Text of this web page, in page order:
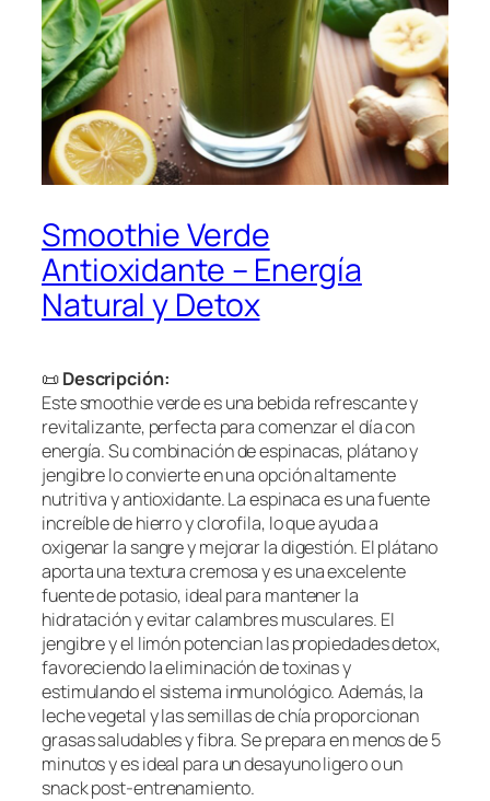
Smoothie Verde
Antioxidante – Energía
Natural y Detox
📜Descripción:
Este smoothie verde es una bebida refrescante y
revitalizante, perfecta para comenzar el día con
energía. Su combinación de espinacas, plátano y
jengibre lo convierte en una opción altamente
nutritiva y antioxidante. La espinaca es una fuente
increíble de hierro y clorofila, lo que ayuda a
oxigenar la sangre y mejorar la digestión. El plátano
aporta una textura cremosa y es una excelente
fuente de potasio, ideal para mantener la
hidratación y evitar calambres musculares. El
jengibre y el limón potencian las propiedades detox,
favoreciendo la eliminación de toxinas y
estimulando el sistema inmunológico. Además, la
leche vegetal y las semillas de chía proporcionan
grasas saludables y fibra. Se prepara en menos de 5
minutos y es ideal para un desayuno ligero o un
snack post-entrenamiento.